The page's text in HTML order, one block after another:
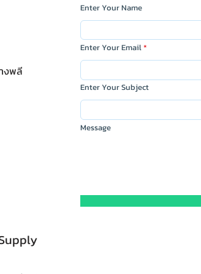
งพลี
Enter Your Name
Enter Your Email
Enter Your Subject
Message